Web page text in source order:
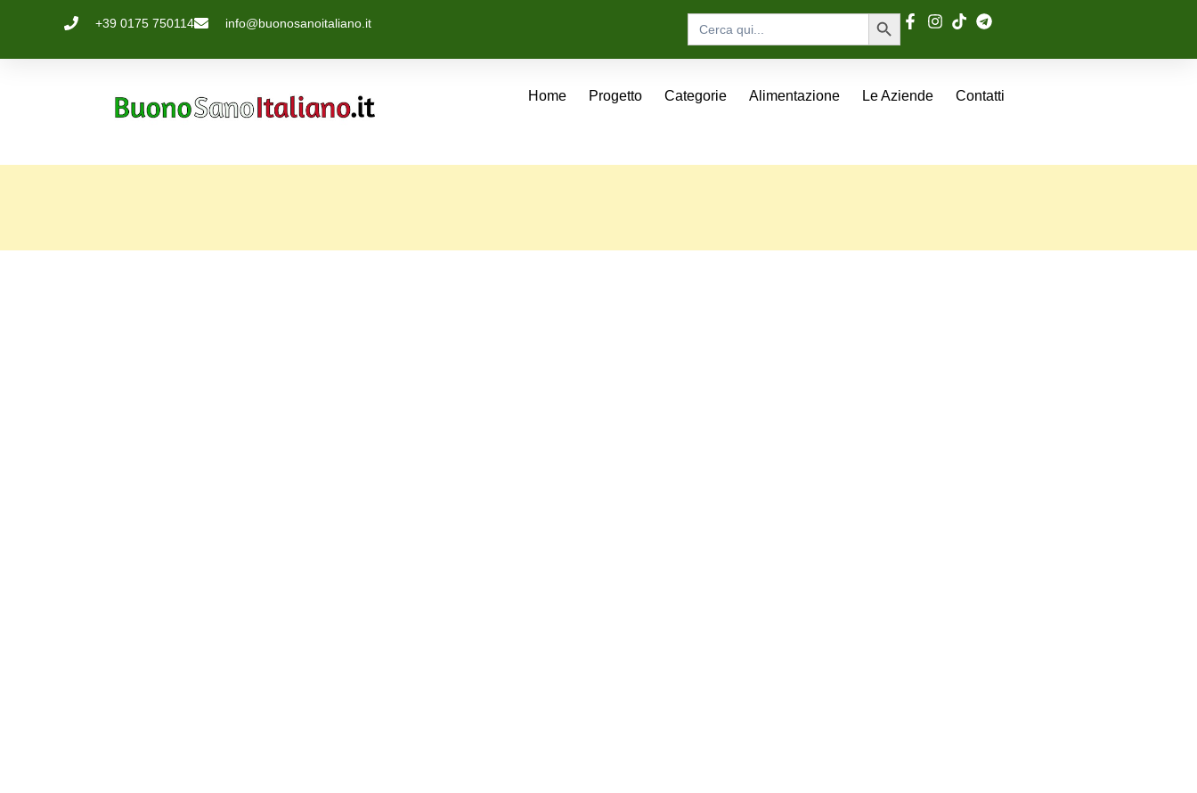
+39 0175 750114 info@buonosanoitaliano.it
Search
for:
Search Button
Home Progetto Categorie Alimentazione Le Aziende Contatti